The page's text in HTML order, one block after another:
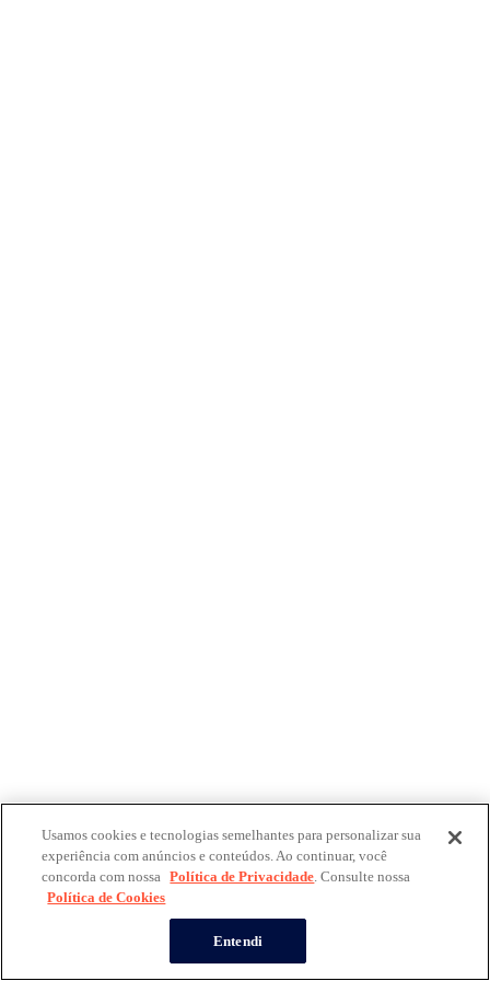
Usamos cookies e tecnologias semelhantes para personalizar sua
experiência com anúncios e conteúdos. Ao continuar, você
concorda com nossa Política de Privacidade. Consulte nossa
Política de Cookies
Entendi